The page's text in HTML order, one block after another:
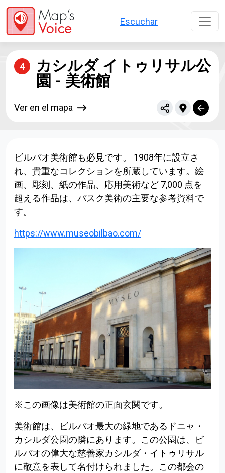
Liwati nang kontèn utama
Escuchar
4
カシルダ イトゥリサル公
園 - 美術館
Ver en el mapa
ビルバオ美術館も必見です。 1908年に設立さ
れ、貴重なコレクションを所蔵しています。絵
画、彫刻、紙の作品、応用美術など 7,000 点を
超える作品は、バスク美術の主要な参考資料で
す。
https://www.museobilbao.com/
※この画像は美術館の正面玄関です。
美術館は、ビルバオ最大の緑地であるドニャ・
カシルダ公園の隣にあります。この公園は、ビ
ルバオの偉大な慈善家カシルダ・イトゥリサル
に敬意を表して名付けられました。この都会の
Volver al índice